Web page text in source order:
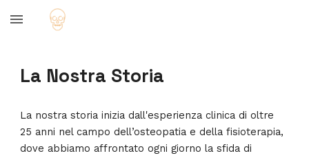
Skip to main content
La Nostra Storia
La nostra storia inizia dall'esperienza clinica di oltre
25 anni nel campo dell’osteopatia e della fisioterapia,
dove abbiamo affrontato ogni giorno la sfida di